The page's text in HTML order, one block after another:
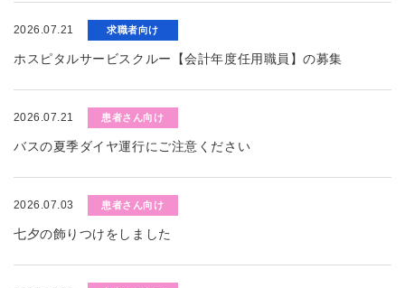
2026.07.21 求職者向け
ホスピタルサービスクルー【会計年度任用職員】の募集
2026.07.21 患者さん向け
バスの夏季ダイヤ運行にご注意ください
2026.07.03 患者さん向け
七夕の飾りつけをしました